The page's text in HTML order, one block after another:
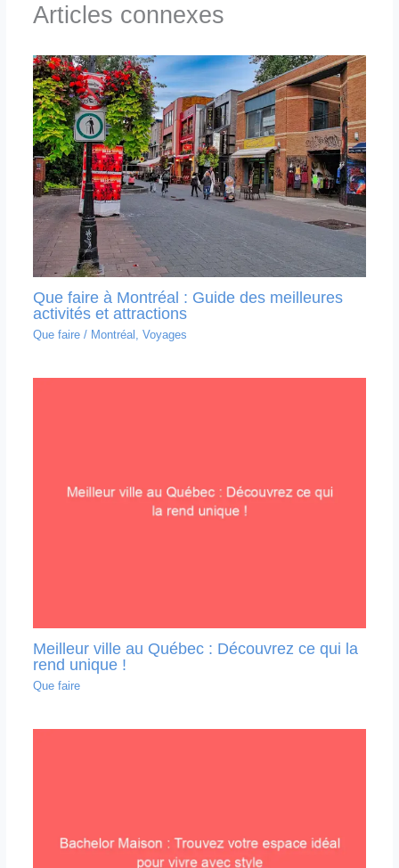
Articles connexes
Que faire à Montréal : Guide des meilleures
activités et attractions
Que faire/ Montréal , Voyages
Meilleur ville au Québec : Découvrez ce qui la
rend unique !
Que faire